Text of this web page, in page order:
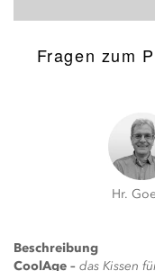
Fragen zum
Hr.
Beschreibung
CoolAge – das Kissen